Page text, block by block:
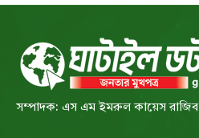
সম্পাদক: এস এম ইমরুল কায়েস রাজিব